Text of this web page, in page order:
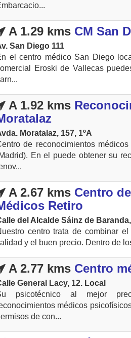
A 1.29 kms CM San
San Diego 111
el centro médico San Diego
Eroski de Vallecas
A 1.92 kms
Moratalaz, 157, 1ºA
de reconocimientos
En el puede obtener su
A 2.67 kms Centro
Retiro
del Alcalde Sáinz de
centro trata de combinar
y el buen precio. Dentro de
A 2.77 kms Centro
General Lacy, 12. Local
psicotécnico al mejor
médicos
de con...